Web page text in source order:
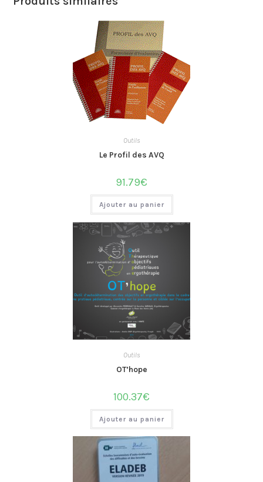
Outils
Le Profil des AVQ
91.79€
Ajouter au panier
Outils
OT’hope
100.37€
Ajouter au panier